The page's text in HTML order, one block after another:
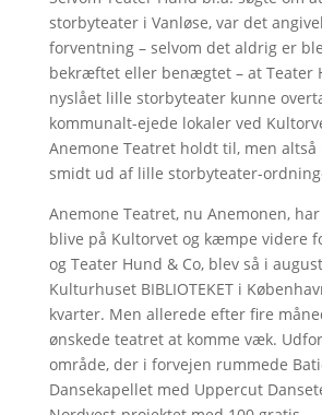
storbyteater i Vanløse, var det
forventning – selvom det aldrig er
bekræftet eller benægtet – at Teater
nyslået lille storbyteater kunne
kommunalt-ejede lokaler ved
Anemone Teatret holdt til, men
smidt ud af lille storbyteater-
Anemone Teatret, nu Anemonen,
blive på Kultorvet og kæmpe videre
og Teater Hund & Co, blev så i
Kulturhuset BIBLIOTEKET i
kvarter. Men allerede efter fire
ønskede teatret at komme væk.
område, der i forvejen rummede
Dansekapellet med Uppercut